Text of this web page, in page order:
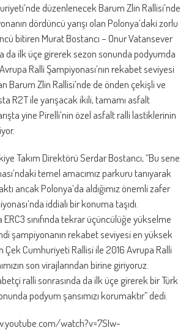
düzenlenecek Barum Zlin Rallisi’nde
dördüncü yarışı olan Polonya’daki zorlu
bitiren Murat Bostancı – Onur Vatansever
da ilk üçe girerek sezon sonunda podyumda
Ralli Şampiyonası’nın rekabet seviyesi
Barum Zlin Rallisi’nde de önden çekişli ve
R2T ile yarışacak ikili, tamamı asfalt
yine Pirelli’nin özel asfalt ralli lastiklerinin
Takım Direktörü Serdar Bostancı, “Bu sene
temel amacımız parkuru tanıyarak
ancak Polonya’da aldığımız önemli zafer
iddialı bir konuma taşıdı.
ERC3 sınıfında tekrar üçüncülüğe yükselme
şampiyonanın rekabet seviyesi en yüksek
Çek Cumhuriyeti Rallisi ile 2016 Avrupa Ralli
son virajlarından birine giriyoruz.
ralli sonrasında da ilk üçe girerek bir Türk
podyum şansımızı korumaktır” dedi.
watch?v=7SIw-